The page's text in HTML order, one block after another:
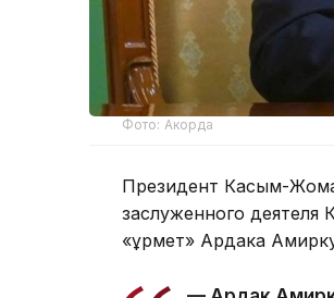
Фото: Акорда
Президент Касым-
заслуженного деятеля
«Құрмет» Ардака